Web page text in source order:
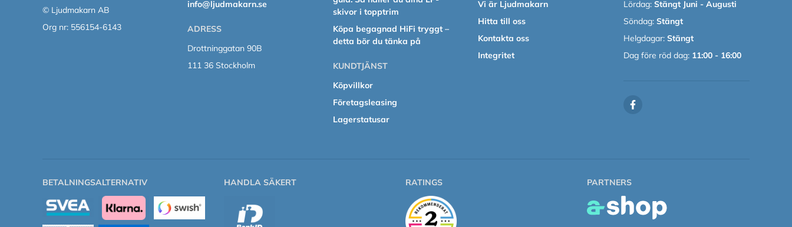
© Ljudmakarn AB
Org nr: 556154-6143
info@ljudmakarn.se
ADRESS
Drottninggatan 90B
111 36 Stockholm
skivor i topptrim
Köpa begagnad HiFi tryggt –
detta bör du tänka på
KUNDTJÄNST
Köpvillkor
Företagsleasing
Lagerstatusar
Vi är Ljudmakarn
Hitta till oss
Kontakta oss
Integritet
Lördag:Stängt Juni - Augusti
Söndag:Stängt
Helgdagar:Stängt
Dag före röd dag:11:00 - 16:00
BETALNINGSALTERNATIV HANDLA SÄKERT RATINGS PARTNERS